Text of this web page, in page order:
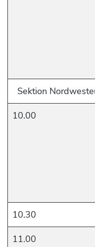
Sektion
10.00
10.30
11.00